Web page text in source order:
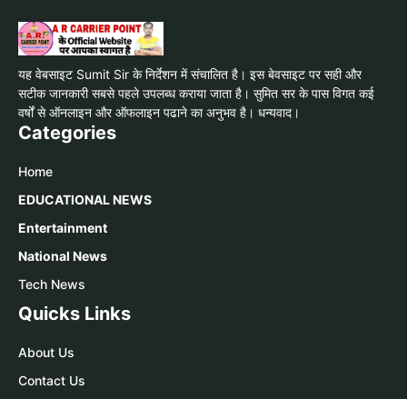
यह वेबसाइट Sumit Sir के निर्देशन में संचालित है। इस बेवसाइट पर सही और
सटीक जानकारी सबसे पहले उपलब्ध कराया जाता है। सुमित सर के पास विगत कई
वर्षों से ऑनलाइन और ऑफलाइन पढाने का अनुभव है। धन्यवाद।
Categories
Home
EDUCATIONAL NEWS
Entertainment
National News
Tech News
Quicks Links
About Us
Contact Us